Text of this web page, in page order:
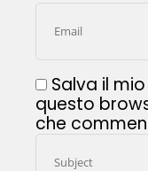
Salva il
questo
che